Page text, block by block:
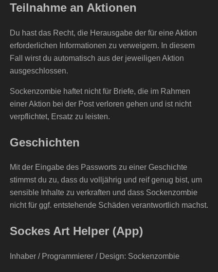
Teilnahme an Aktionen
Du hast das Recht, die Herausgabe der für eine Aktion
erforderlichen Informationen zu verweigern. In diesem
Fall wirst du automatisch aus der jeweiligen Aktion
ausgeschlossen.
Sockenzombie haftet nicht für Briefe, die im Rahmen
einer Aktion bei der Post verloren gehen und ist nicht
verpflichtet, Ersatz zu leisten.
Geschichten
Mit der Eingabe des Passworts zu einer Geschichte
stimmst du zu, dass du volljährig und reif genug bist, um
sensible Inhalte zu verkraften und dass Sockenzombie
nicht für ggf. entstehende Schäden verantwortlich machst.
Sockes Art Helper (App)
Inhaber / Programmierer / Design: Sockenzombie